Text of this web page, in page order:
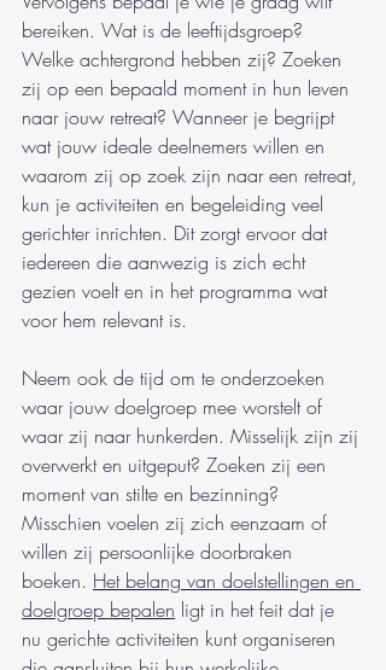
bereiken. Wat is de leeftijdsgroep?
Welke achtergrond hebben zij? Zoeken
zij op een bepaald moment in hun leven
naar jouw retreat? Wanneer je begrijpt
wat jouw ideale deelnemers willen en
waarom zij op zoek zijn naar een retreat,
kun je activiteiten en begeleiding veel
gerichter inrichten. Dit zorgt ervoor dat
iedereen die aanwezig is zich echt
gezien voelt en in het programma wat
voor hem relevant is.
Neem ook de tijd om te onderzoeken
waar jouw doelgroep mee worstelt of
waar zij naar hunkerden. Misselijk zijn zij
overwerkt en uitgeput? Zoeken zij een
moment van stilte en bezinning?
Misschien voelen zij zich eenzaam of
willen zij persoonlijke doorbraken
boeken. Het belang van doelstellingen en
doelgroep bepalen ligt in het feit dat je
nu gerichte activiteiten kunt organiseren